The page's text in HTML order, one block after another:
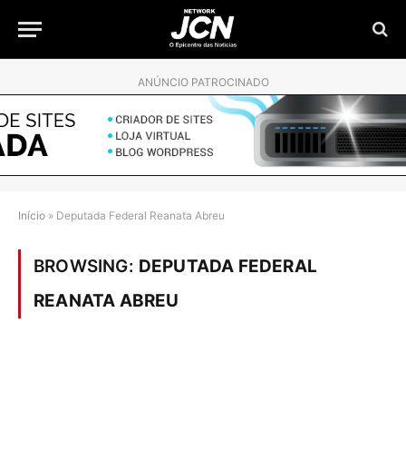
ANÚNCIO PATROCINADO
Início » Deputada Federal Reanata Abreu
BROWSING: DEPUTADA FEDERAL
REANATA ABREU